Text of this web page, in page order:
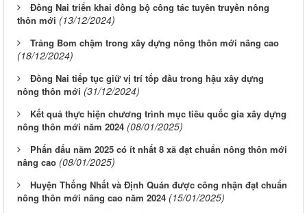
Đồng Nai triển khai đồng bộ công tác tuyên truyền nông
thôn mới (13/12/2024)
Trảng Bom chậm trong xây dựng nông thôn mới nâng cao
(18/12/2024)
Đồng Nai tiếp tục giữ vị trí tốp đầu trong hậu xây dựng
nông thôn mới (31/12/2024)
Kết quả thực hiện chương trình mục tiêu quốc gia xây dựng
nông thôn mới năm 2024 (08/01/2025)
Phấn đấu năm 2025 có ít nhất 8 xã đạt chuẩn nông thôn mới
nâng cao (08/01/2025)
Huyện Thống Nhất và Định Quán được công nhận đạt chuẩn
nông thôn mới nâng cao năm 2024 (15/01/2025)